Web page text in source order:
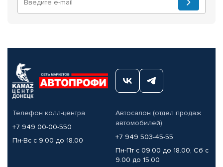
Телефон колл-центра
+7 949 00-00-550
Пн-Вс с 9.00 до 18.00
Автосалон (отдел продаж
автомобилей)
+7 949 503-45-55
Пн-Пт с 09.00 до 18.00, Сб с
9.00 до 15.00